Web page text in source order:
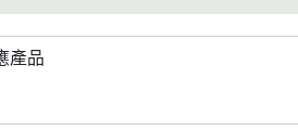
產品